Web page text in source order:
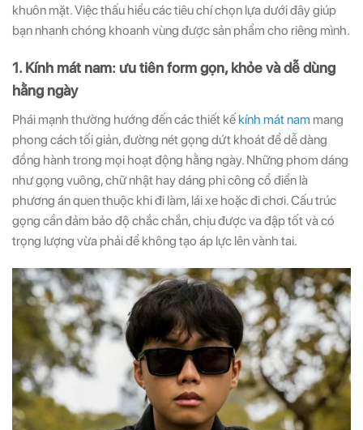
khuôn mặt. Việc thấu hiểu các tiêu chí chọn lựa dưới đây giúp
bạn nhanh chóng khoanh vùng được sản phẩm cho riêng mình.
1. Kính mát nam: ưu tiên form gọn, khỏe và dễ dùng
hằng ngày
Phái mạnh thường hướng đến các thiết kế kính mát nam mang
phong cách tối giản, đường nét gọng dứt khoát để dễ dàng
đồng hành trong mọi hoạt động hằng ngày. Những phom dáng
như gọng vuông, chữ nhật hay dáng phi công cổ điển là
phương án quen thuộc khi đi làm, lái xe hoặc đi chơi. Cấu trúc
gọng cần đảm bảo độ chắc chắn, chịu được va đập tốt và có
trọng lượng vừa phải để không tạo áp lực lên vành tai.